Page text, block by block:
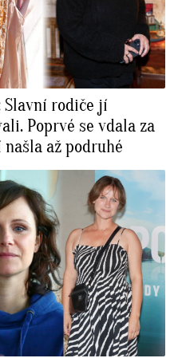
Slavní rodiče jí
Poprvé se vdala za
až podruhé